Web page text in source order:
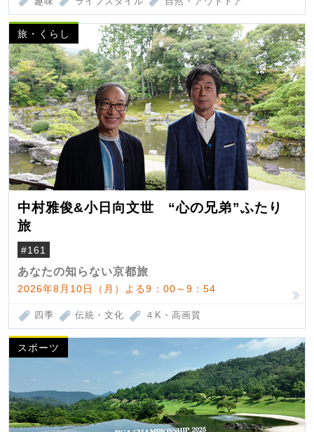
旅・くらし
中村雅俊&小日向文世 “心の兄弟”ふたり
旅
#161
あなたの知らない京都旅
2026年8月10日（月）よる9：00～9：54
四季 伝統・文化 ４K・高画質
スポーツ